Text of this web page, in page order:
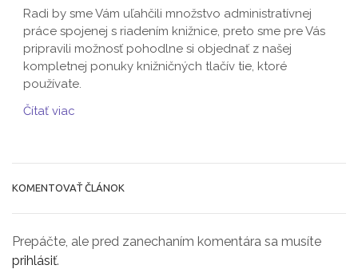
Radi by sme Vám uľahčili množstvo administratívnej
práce spojenej s riadením knižnice, preto sme pre Vás
pripravili možnosť pohodlne si objednať z našej
kompletnej ponuky knižničných tlačív tie, ktoré
používate.
Čítať viac
KOMENTOVAŤ ČLÁNOK
Prepáčte, ale pred zanechaním komentára sa musíte
prihlásiť.